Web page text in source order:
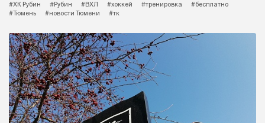
#ХК Рубин
#Рубин #ВХЛ #хоккей #тренировка
#бесплатно
#Тюмень
#новости Тюмени #тк